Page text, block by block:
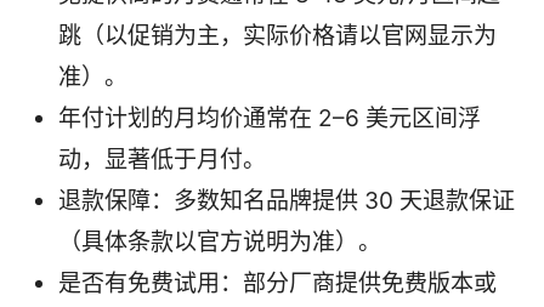
跳（以促销为主，实际价格请以官网显示为
准）。
年付计划的月均价通常在 2–6 美元区间浮
动，显著低于月付。
退款保障：多数知名品牌提供 30 天退款保证
（具体条款以官方说明为准）。
是否有免费试用：部分厂商提供免费版本或